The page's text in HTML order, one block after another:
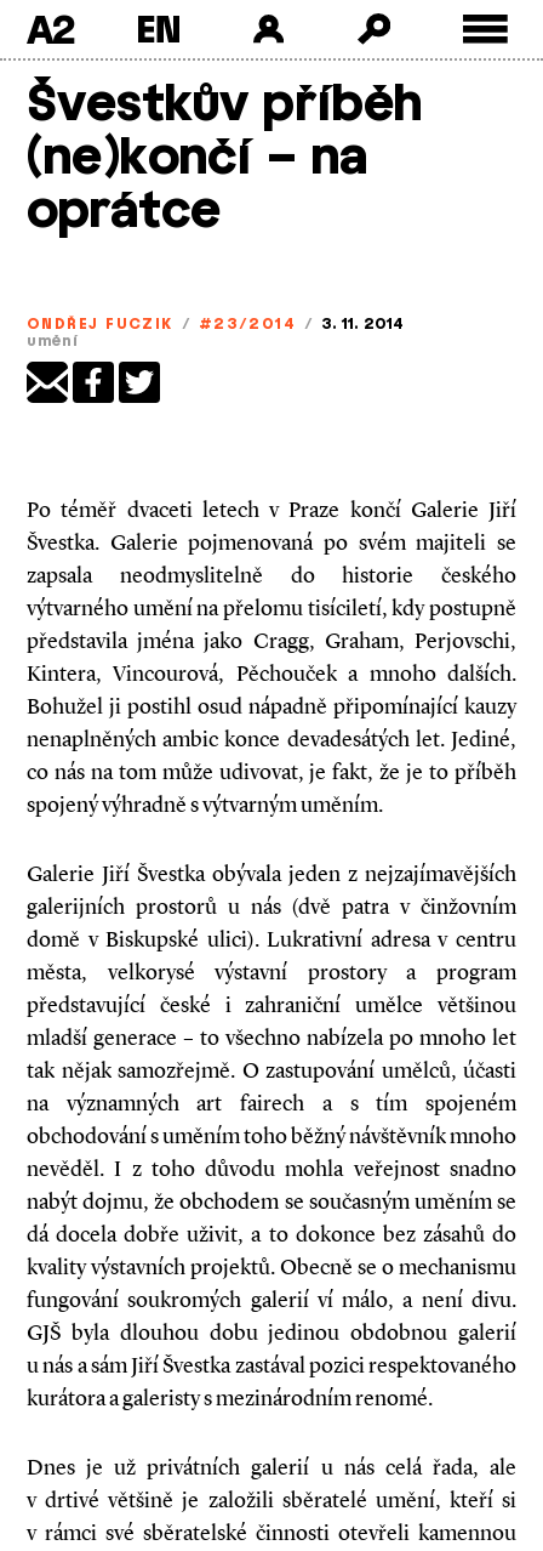
Skip
content
A2
Švestkův příběh
(ne)končí – na
oprátce
ONDŘEJ FUCZIK / #23/2014 / 3. 11. 2014
umění
Po téměř dvaceti letech v Praze končí Galerie Jiří
Švestka. Galerie pojmenovaná po svém majiteli se
zapsala neodmyslitelně do historie českého
výtvarného umění na přelomu tisíciletí, kdy postupně
představila jména jako Cragg, Graham, Perjovschi,
Kintera, Vincourová, Pěchouček a mnoho dalších.
Bohužel ji po­­stihl osud nápadně připomínající kauzy
nenaplněných ambic konce devadesátých let. Jediné,
co nás na tom může udivovat, je fakt, že je to příběh
spojený výhradně s výtvarným uměním.
Galerie Jiří Švestka obývala jeden z nejzajímavějších
galerijních prostorů u nás (dvě patra v činžovním
domě v Biskupské ulici). Lukrativní adresa v centru
města, velkorysé výstavní prostory a program
představující české i zahraniční umělce většinou
mladší generace – to všechno nabízela po mnoho let
tak nějak samozřejmě. O zastupování umělců, účasti
na významných art fairech a s tím spojeném
obchodování s uměním toho běžný návštěvník mnoho
nevěděl. I z toho důvodu mohla veřejnost snadno
nabýt dojmu, že obchodem se současným uměním se
dá docela dobře uživit, a to dokonce bez zásahů do
kvality výstavních projektů. Obecně se o mechanis­­mu
fungování soukromých galerií ví málo, a není divu.
GJŠ byla dlouhou dobu jedinou obdobnou galerií
u nás a sám Jiří Švestka zastával pozici respektovaného
kurátora a galeristy s mezinárodním renomé.
Dnes je už privátních galerií u nás celá řada, ale
v drtivé většině je založili sběratelé umění, kteří si
v rámci své sběratelské činnosti otevřeli kamennou